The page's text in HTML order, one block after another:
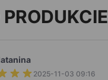
2025-11-03 09:16